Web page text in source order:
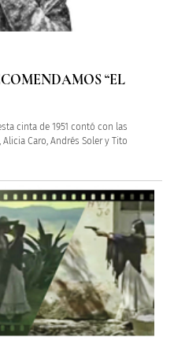
“EL
cinta de 1951 contó con las
Caro, Andrés Soler y Tito